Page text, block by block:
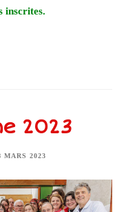
inscrites.
2023
MARS 2023